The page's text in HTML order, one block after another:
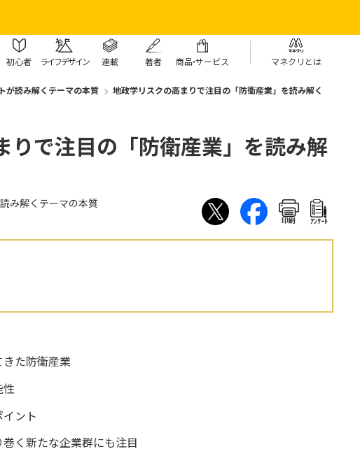
初心者 ライフデザイン 連載 著者 商品・サービス マネクリとは
が読み解くテーマの本質 地政学リスクの高まりで注目の「防衛産業」を読み解く
りで注目の「防衛産業」を読み解
み解くテーマの本質
印刷 ｱﾝｹｰﾄ
た防衛産業
性
ント
く新たな企業群にも注目